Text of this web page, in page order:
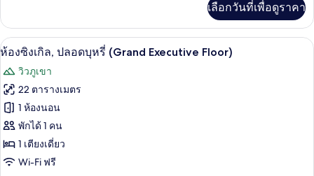
Amusement
Park
View
เกี่ยว
กับ
Twin
with
Amusement
Park
View
เลือกวันที่เพื่อดูราคา
เปิด
ภาพถ่าย
ทั้งหมด
ของ
ห้อง
ซิงเกิล,
ปลอด
ห้องซิงเกิล, ปลอดบุหรี่ (Grand
9
ห้องซิงเกิล, ปลอดบุหรี่ (Grand Executive Floor)
วิวภูเขา
22 ตารางเมตร
1 ห้องนอน
พักได้ 1 คน
1 เตียงเดี่ยว
Wi-Fi ฟรี